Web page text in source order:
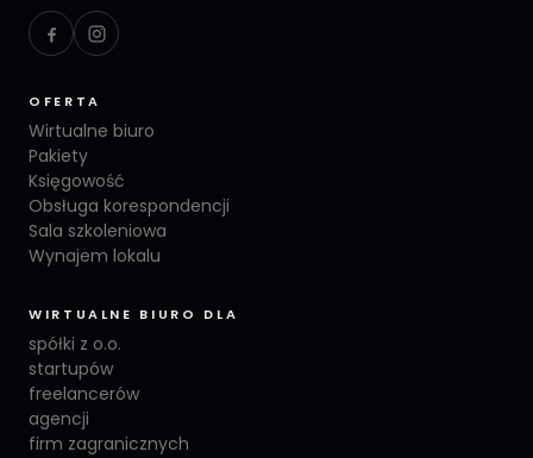
OFERTA
Wirtualne biuro
Pakiety
Księgowość
Obsługa korespondencji
Sala szkoleniowa
Wynajem lokalu
WIRTUALNE BIURO DLA
spółki z o.o.
startupów
freelancerów
agencji
firm zagranicznych